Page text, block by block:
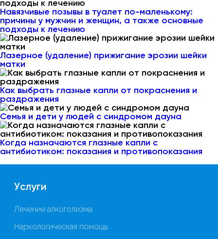
Навязчивые позывы в туалет по-маленькому:
причины у мужчин и женщин, а также основные
подходы к лечению
Лазерное (удаление) прижигание эрозии шейки
матки
Как выбрать глазные капли от покраснения и
раздражения
Семья и дети у людей с синдромом дауна
Когда назначаются глазные капли с
антибиотиком: показания и противопоказания
Услуги
Лечение алкоголизма
Наркологическая помощь